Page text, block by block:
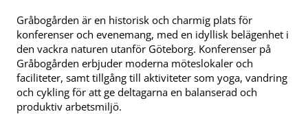
Gråbogården är en historisk och charmig plats för
konferenser och evenemang, med en idyllisk belägenhet i
den vackra naturen utanför Göteborg. Konferenser på
Gråbogården erbjuder moderna möteslokaler och
faciliteter, samt tillgång till aktiviteter som yoga, vandring
och cykling för att ge deltagarna en balanserad och
produktiv arbetsmiljö.